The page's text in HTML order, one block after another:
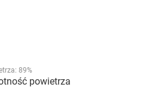
89%
powietrza